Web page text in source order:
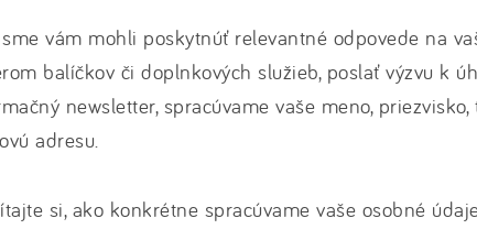
vám mohli poskytnúť relevantné odpovede na
balíčkov či doplnkových služieb, poslať výzvu k
newsletter, spracúvame vaše meno,
adresu.
si, ako konkrétne spracúvame vaše osobné